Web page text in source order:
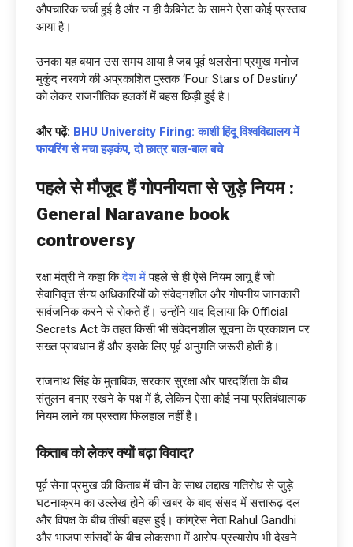
औपचारिक चर्चा हुई है और न ही कैबिनेट के सामने ऐसा कोई प्रस्ताव
आया है।
उनका यह बयान उस समय आया है जब पूर्व थलसेना प्रमुख मनोज
मुकुंद नरवणे की अप्रकाशित पुस्तक ‘Four Stars of Destiny’
को लेकर राजनीतिक हलकों में बहस छिड़ी हुई है।
और पढ़ें: BHU University Firing: काशी हिंदू विश्वविद्यालय में
फायरिंग से मचा हड़कंप, दो छात्र बाल-बाल बचे
पहले से मौजूद हैं गोपनीयता से जुड़े नियम :
General Naravane book
controversy
रक्षा मंत्री ने कहा किदेश मेंपहले से ही ऐसे नियम लागू हैं जो
सेवानिवृत्त सैन्य अधिकारियों को संवेदनशील और गोपनीय जानकारी
सार्वजनिक करने से रोकते हैं। उन्होंने याद दिलाया कि Official
Secrets Act के तहत किसी भी संवेदनशील सूचना के प्रकाशन पर
सख्त प्रावधान हैं और इसके लिए पूर्व अनुमति जरूरी होती है।
राजनाथ सिंह के मुताबिक, सरकार सुरक्षा और पारदर्शिता के बीच
संतुलन बनाए रखने के पक्ष में है, लेकिन ऐसा कोई नया प्रतिबंधात्मक
नियम लाने का प्रस्ताव फिलहाल नहीं है।
किताब को लेकर क्यों बढ़ा विवाद?
पूर्व सेना प्रमुख की किताब में चीन के साथ लद्दाख गतिरोध से जुड़े
घटनाक्रम का उल्लेख होने की खबर के बाद संसद में सत्तारूढ़ दल
और विपक्ष के बीच तीखी बहस हुई। कांग्रेस नेता Rahul Gandhi
और भाजपा सांसदों के बीच लोकसभा में आरोप-प्रत्यारोप भी देखने